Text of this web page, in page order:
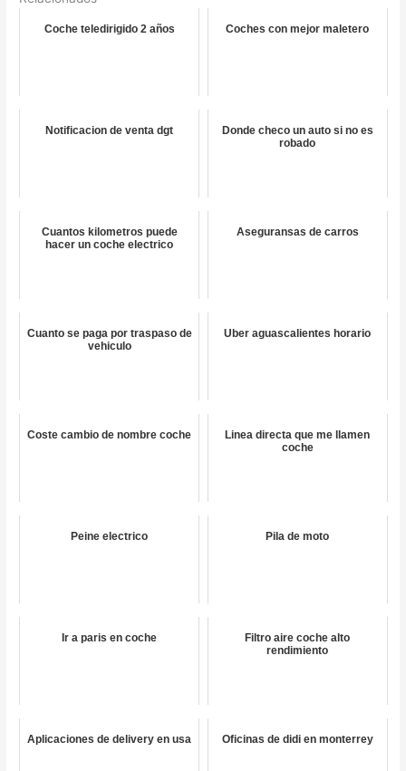
Coche teledirigido 2 años Coches con mejor maletero
Notificacion de venta dgt
Donde checo un auto si no es
robado
Cuantos kilometros puede
hacer un coche electrico
Aseguransas de carros
Cuanto se paga por traspaso de
vehiculo
Uber aguascalientes horario
Coste cambio de nombre coche
Linea directa que me llamen
coche
Peine electrico Pila de moto
Ir a paris en coche
Filtro aire coche alto
rendimiento
Aplicaciones de delivery en usa Oficinas de didi en monterrey